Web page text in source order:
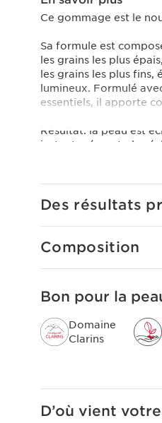
Ce gommage est le
Sa formule est
les grains les plus
les grains les plus
lumineux. Formulé
essentiels, il apporte
Résultat: la peau est
instantanément plus
au contact de l’eau.
Vegan. 99%
Précaution d'emploi
Eviter le contour des
Des résultats
Composition
Bon pour la
Domaine
Clarins
D’où vient